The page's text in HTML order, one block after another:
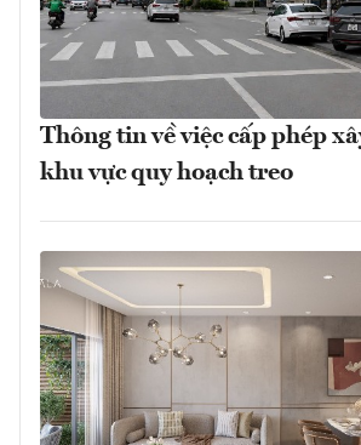
Thông tin về việc cấp phép
khu vực quy hoạch treo